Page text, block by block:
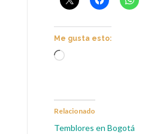
Me gusta esto:
Cargando...
Relacionado
Temblores en Bogotá